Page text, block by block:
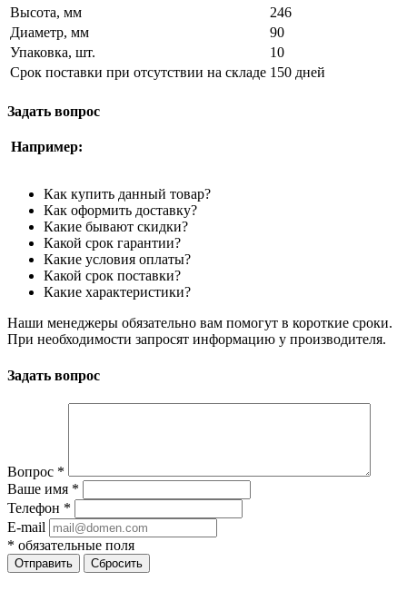
Высота, мм
246
Диаметр, мм
90
Упаковка, шт.
10
Срок поставки при отсутствии на складе 150 дней
Задать вопрос
Например:
Как купить данный товар?
Как оформить доставку?
Какие бывают скидки?
Какой срок гарантии?
Какие условия оплаты?
Какой срок поставки?
Какие характеристики?
Наши менеджеры обязательно вам помогут в короткие сроки.
При необходимости запросят информацию у производителя.
Задать вопрос
Вопрос *
Ваше имя *
Телефон *
E-mail
* обязательные поля
Отправить Сбросить